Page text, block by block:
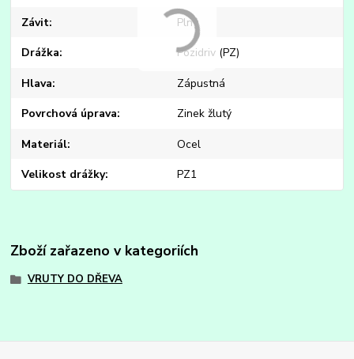
Závit Plný
Drážka Pozidriv (PZ)
Hlava Zápustná
Povrchová úprava Zinek žlutý
Materiál Ocel
Velikost drážky PZ1
Zboží zařazeno v kategoriích
VRUTY DO DŘEVA